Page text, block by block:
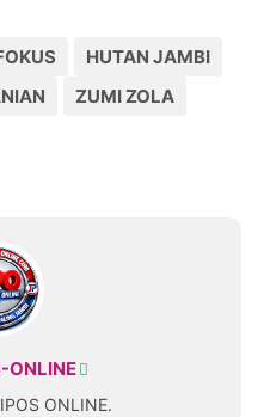
HUTAN JAMBI
ZUMI ZOLA
ONLINE
ONLINE.